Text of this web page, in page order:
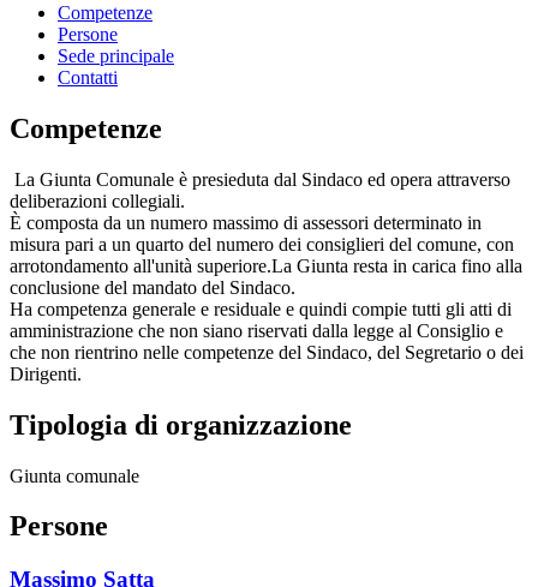
Competenze
Persone
Sede principale
Contatti
Competenze
La Giunta Comunale è presieduta dal Sindaco ed opera attraverso
deliberazioni collegiali.
È composta da un numero massimo di assessori determinato in
misura pari a un quarto del numero dei consiglieri del comune, con
arrotondamento all'unità superiore.La Giunta resta in carica fino alla
conclusione del mandato del Sindaco.
Ha competenza generale e residuale e quindi compie tutti gli atti di
amministrazione che non siano riservati dalla legge al Consiglio e
che non rientrino nelle competenze del Sindaco, del Segretario o dei
Dirigenti.
Tipologia di organizzazione
Giunta comunale
Persone
Massimo Satta